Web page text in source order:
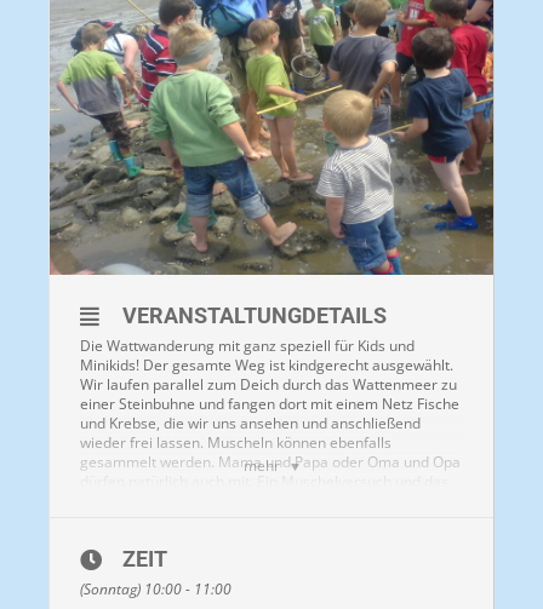
mehr
VERANSTALTUNGDETAILS
Die Wattwanderung mit ganz speziell für Kids und
Minikids! Der gesamte Weg ist kindgerecht ausgewählt.
Wir laufen parallel zum Deich durch das Wattenmeer zu
einer Steinbuhne und fangen dort mit einem Netz Fische
und Krebse, die wir uns ansehen und anschließend
wieder frei lassen. Muscheln können ebenfalls
gesammelt werden. Mama und Papa oder Oma und Opa
Bekleidung:Im Winter lange Hose, im Sommer
ZEIT
(Sonntag) 10:00 - 11:00